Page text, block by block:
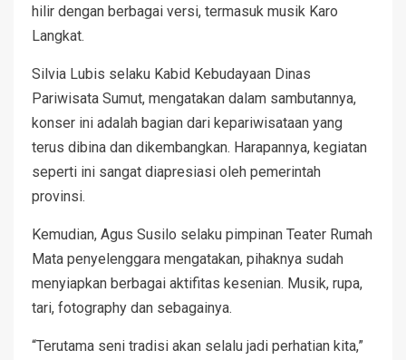
hilir dengan berbagai versi, termasuk musik Karo
Langkat.
Silvia Lubis selaku Kabid Kebudayaan Dinas
Pariwisata Sumut, mengatakan dalam sambutannya,
konser ini adalah bagian dari kepariwisataan yang
terus dibina dan dikembangkan. Harapannya, kegiatan
seperti ini sangat diapresiasi oleh pemerintah
provinsi.
Kemudian, Agus Susilo selaku pimpinan Teater Rumah
Mata penyelenggara mengatakan, pihaknya sudah
menyiapkan berbagai aktifitas kesenian. Musik, rupa,
tari, fotography dan sebagainya.
“Terutama seni tradisi akan selalu jadi perhatian kita,”